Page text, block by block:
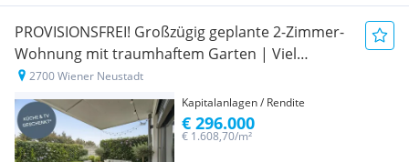
PROVISIONSFREI! Großzügig geplante 2-Zimmer-
Wohnung mit traumhaftem Garten | Viel
Privatsphäre | Sofort vermietbar
2700 Wiener Neustadt
Kapitalanlagen / Rendite
€ 1.608,70/m²
€ 296.000